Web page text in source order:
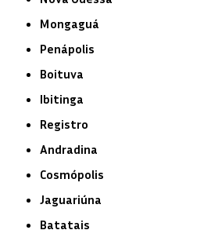
Mongaguá
Penápolis
Boituva
Ibitinga
Registro
Andradina
Cosmópolis
Jaguariúna
Batatais